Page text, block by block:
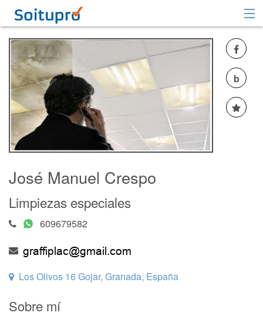
Recomendar
Registrarse
Iniciar sesión
b
José Manuel Crespo
Limpiezas especiales
609679582
Los Olivos 16 Gojar, Granada, España
Sobre mí